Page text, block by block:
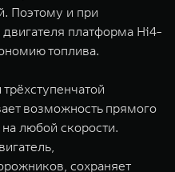
Поэтому и при
платформа Hi4-
топлива.
возможность прямого
любой скорости.
сохраняет